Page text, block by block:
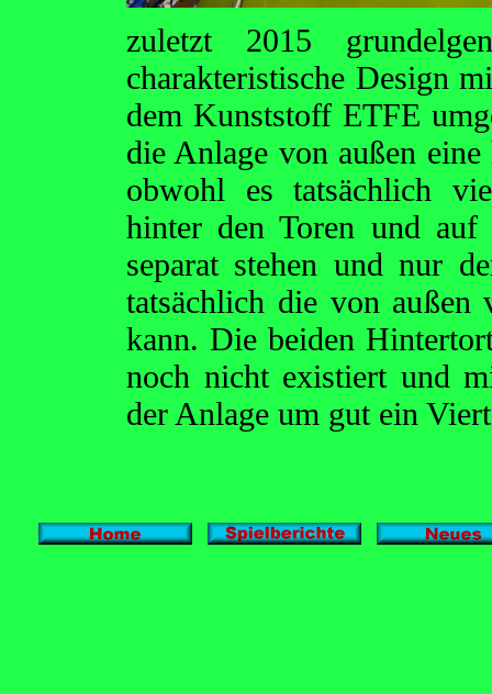
zuletzt 2015
charakteristische Design
dem Kunststoff ETFE
die Anlage von außen
obwohl es tatsächlich
hinter den Toren und
separat stehen und nur
tatsächlich die von außen
kann. Die beiden
noch nicht existiert und
der Anlage um gut ein